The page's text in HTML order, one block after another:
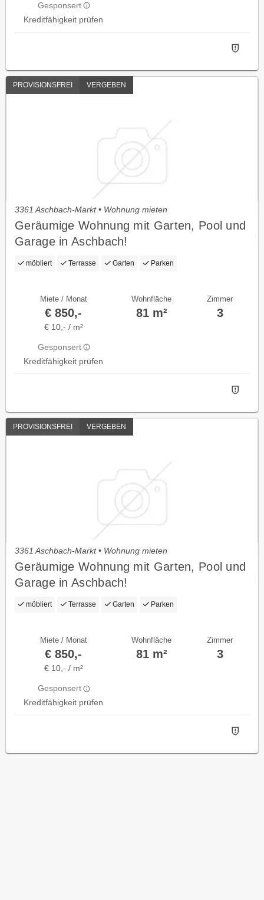
Gesponsert
Kreditfähigkeit prüfen
PROVISIONSFREI VERGEBEN
3361 Aschbach-Markt • Wohnung mieten
Geräumige Wohnung mit Garten, Pool und
Garage in Aschbach!
möbliert Terrasse Garten Parken
Miete / Monat
€ 850,-
€ 10,- / m²
Gesponsert
Kreditfähigkeit prüfen
Wohnfläche
81 m²
Zimmer
3
PROVISIONSFREI VERGEBEN
3361 Aschbach-Markt • Wohnung mieten
Geräumige Wohnung mit Garten, Pool und
Garage in Aschbach!
möbliert Terrasse Garten Parken
Miete / Monat
€ 850,-
€ 10,- / m²
Gesponsert
Kreditfähigkeit prüfen
Wohnfläche
81 m²
Zimmer
3